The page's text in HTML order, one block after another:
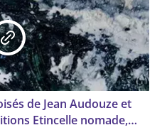
de Jean Audouze et
Etincelle nomade,